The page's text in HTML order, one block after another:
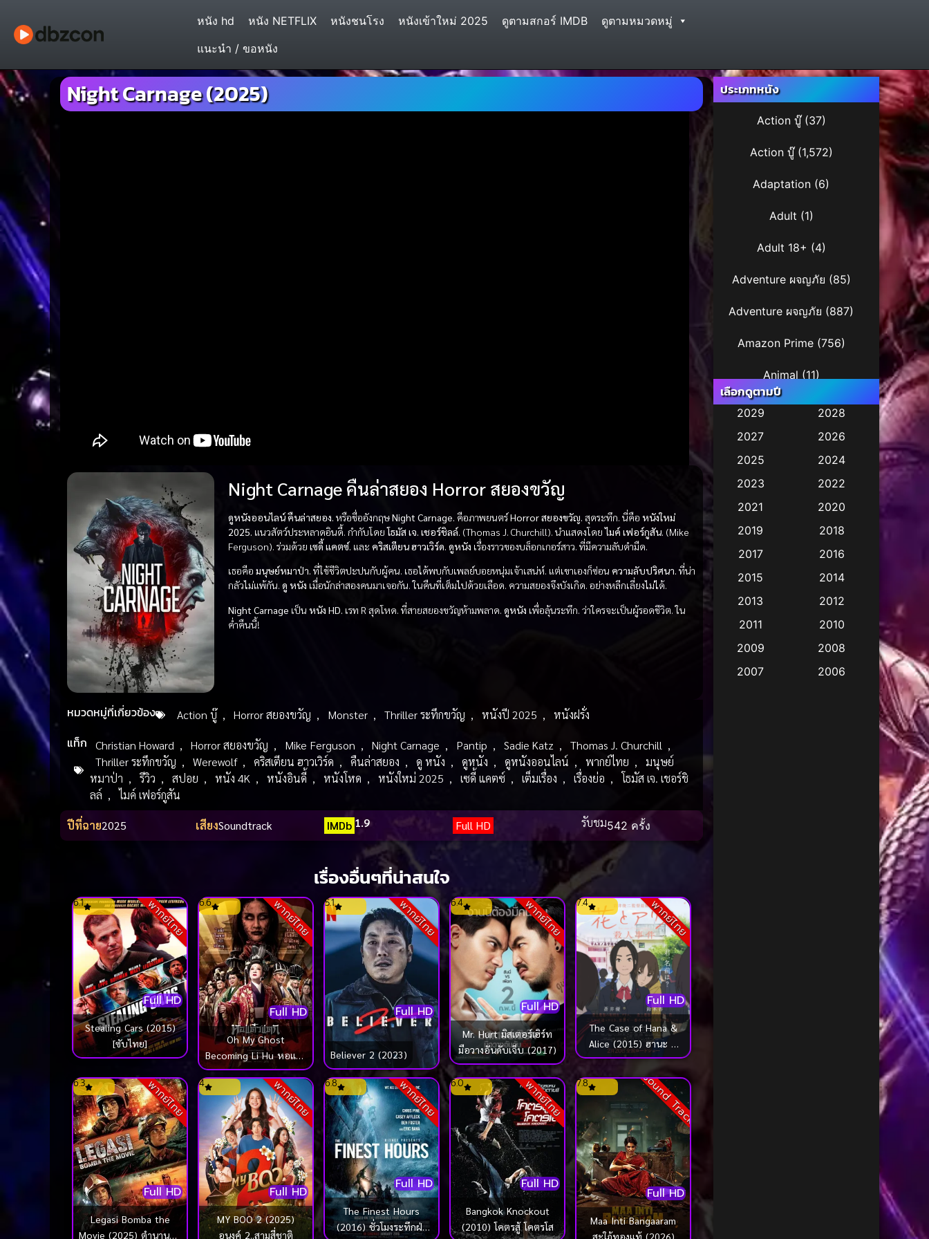
หนัง hd หนัง NETFLIX หนังชนโรง หนังเข้าใหม่ 2025 ดูตามสกอร์ IMDB
ดูตามหมวดหมู่
แนะนำ / ขอหนัง
Night Carnage (2025)
Night Carnage คืนล่าสยอง Horror สยองขวัญ
ดูหนังออนไลน์ คืนล่าสยอง. หรือชื่ออังกฤษNight Carnage. คือภาพยนตร์Horror สยองขวัญ. สุดระทึก. นี่คือ หนังใหม่
2025. แนวสัตว์ประหลาดอินดี้. กำกับโดยโธมัส เจ. เชอร์ชิลล์. (Thomas J. Churchill). นำแสดงโดยไมค์ เฟอร์กูสัน. (Mike
Ferguson). ร่วมด้วย เซดี้ แคตซ์. และ คริสเตียน ฮาวเวิร์ด. ดูหนัง เรื่องราวของบล็อกเกอร์สาว. ที่มีความลับดำมืด.
เธอคือ มนุษย์หมาป่า. ที่ใช้ชีวิตปะปนกับผู้คน. เธอได้พบกับเพลย์บอยหนุ่มเจ้าเสน่ห์. แต่เขาเองก็ซ่อน ความลับปริศนา. ที่น่า
กลัวไม่แพ้กัน. ดู หนัง เมื่อนักล่าสองคนมาเจอกัน. ในคืนที่เต็มไปด้วยเลือด. ความสยองจึงบังเกิด. อย่างหลีกเลี่ยงไม่ได้.
Night Carnage เป็น หนัง HD. เรท R สุดโหด. ที่สายสยองขวัญห้ามพลาด. ดูหนัง เพื่อลุ้นระทึก. ว่าใครจะเป็นผู้รอดชีวิต. ใน
ค่ำคืนนี้!
หมวดหมู่ที่เกี่ยวข้อง Action บู๊ , Horror สยองขวัญ , Monster , Thriller ระทึกขวัญ , หนังปี 2025 , หนังฝรั่ง
แท็ก Christian Howard , Horror สยองขวัญ , Mike Ferguson , Night Carnage , Pantip , Sadie Katz , Thomas J. Churchill ,
Thriller ระทึกขวัญ , Werewolf , คริสเตียน ฮาวเวิร์ด , คืนล่าสยอง , ดู หนัง , ดูหนัง , ดูหนังออนไลน์ , พากย์ไทย ,
มนุษย์
หมาป่า , รีวิว , สปอย , หนัง 4K , หนังอินดี้ , หนังโหด , หนังใหม่ 2025 , เซดี้ แคตซ์ , เต็มเรื่อง , เรื่องย่อ ,
โธมัส เจ. เชอร์ชิ
ลล์ , ไมค์ เฟอร์กูสัน
ปีที่ฉาย2025 เสียงSoundtrack IMDb 1.9 Full HD รับชม542 ครั้ง
เรื่องอื่นๆที่น่าสนใจ
พากย์ไทย
Full HD
6.1
Stealing Cars (2015)
[ซับไทย]
พากย์ไทย
Full HD
6.6
Oh My Ghost
Becoming Li Hu หอแต๋ว
แตกแหกหลีหู (2025)
พากย์ไทย
Full HD
5.1
Believer 2 (2023)
พากย์ไทย
Full HD
6.4
Mr. Hurt มิสเตอร์เฮิร์ท
มือวางอันดับเจ็บ (2017)
พากย์ไทย
Full HD
7.4
The Case of Hana &
Alice (2015) ฮานะ &
อลิซ ปริศนาโรงเรียน
หลอน
พากย์ไทย
Full HD
6.3
Legasi Bomba the
Movie (2025) ตำนานนัก
พากย์ไทย
Full HD
4
MY BOO 2 (2025)
อนงค์ 2..สามสี่ชาติ
พากย์ไทย
Full HD
6.8
The Finest Hours
(2016) ชั่วโมงระทึกฝ่า
พากย์ไทย
Full HD
6.0
Bangkok Knockout
(2010) โคตรสู้ โคตรโส
Sound Track
Full HD
7.8
Maa Inti Bangaaram
ประเภทหนัง
Action บู๊(37)
Action บู๊(1,572)
Adaptation (6)
Adult (1)
Adult 18+ (4)
Adventure ผจญภัย (85)
Adventure ผจญภัย (887)
Amazon Prime(756)
Animal (11)
Animation การ์ตูน(245)
Animation การ์ตูน(29)
Animation อนิเมชั่น(1)
Animation แอนิเมชั่น (2)
Anthology (2)
Apple TV (17)
เลือกดูตามปี
2029
2028
2027
2026
2025
2024
2023
2022
2021
2020
2019
2018
2017
2016
2015
2014
2013
2012
2011
2010
2009
2008
2007
2006